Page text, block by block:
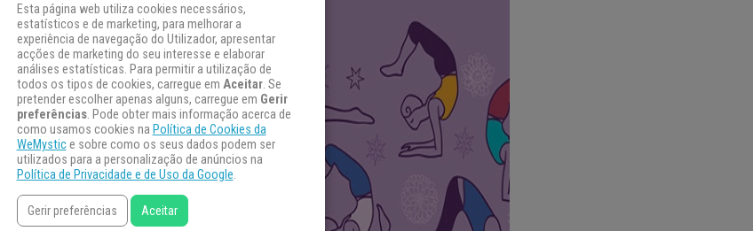
Esta página web utiliza cookies necessários,
estatísticos e de marketing, para melhorar a
experiência de navegação do Utilizador, apresentar
acções de marketing do seu interesse e elaborar
análises estatísticas. Para permitir a utilização de
todos os tipos de cookies, carregue em Aceitar. Se
pretender escolher apenas alguns, carregue em Gerir
preferências. Pode obter mais informação acerca de
como usamos cookies na Política de Cookies da
WeMystice sobre como os seus dados podem ser
utilizados para a personalização de anúncios na
Política de Privacidade e de Uso da Google.
Gerir preferências Aceitar